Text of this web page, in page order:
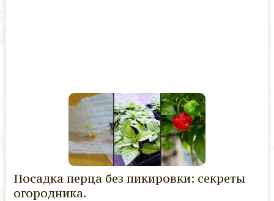
Посадка перца без пикировки: секреты
огородника.